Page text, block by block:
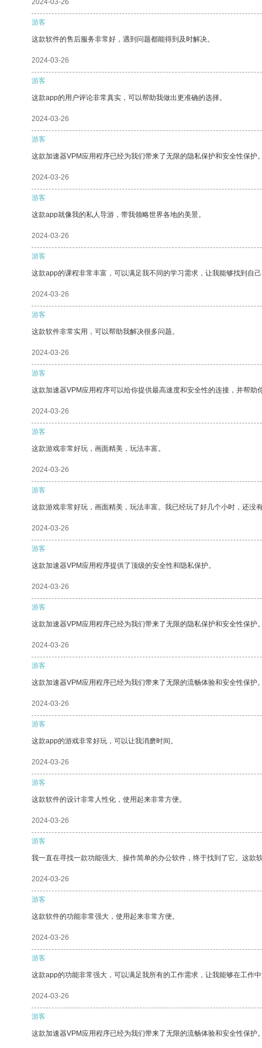
2024-03-26
游客
这款软件的售后服务非常好，遇到问题都能得到及时解决。
2024-03-26
游客
这款app的用户评论非常真实，可以帮助我做出更准确的选择。
2024-03-26
游客
这款加速器VPM应用程序已经为我们带来了无限的隐私保护和安全性保护
2024-03-26
游客
这款app就像我的私人导游，带我领略世界各地的美景。
2024-03-26
游客
这款app的课程非常丰富，可以满足我不同的学习需求，让我能够找到自
2024-03-26
游客
这款软件非常实用，可以帮助我解决很多问题。
2024-03-26
游客
这款加速器VPM应用程序可以给你提供最高速度和安全性的连接，并帮助
2024-03-26
游客
这款游戏非常好玩，画面精美，玩法丰富。
2024-03-26
游客
这款游戏非常好玩，画面精美，玩法丰富。我已经玩了好几个小时，还没
2024-03-26
游客
这款加速器VPM应用程序提供了顶级的安全性和隐私保护。
2024-03-26
游客
这款加速器VPM应用程序已经为我们带来了无限的隐私保护和安全性保护
2024-03-26
游客
这款加速器VPM应用程序已经为我们带来了无限的流畅体验和安全性保护
2024-03-26
游客
这款app的游戏非常好玩，可以让我消磨时间。
2024-03-26
游客
这款软件的设计非常人性化，使用起来非常方便。
2024-03-26
游客
我一直在寻找一款功能强大、操作简单的办公软件，终于找到了它。这
2024-03-26
游客
这款软件的功能非常强大，使用起来非常方便。
2024-03-26
游客
这款app的功能非常强大，可以满足我所有的工作需求，让我能够在工作
2024-03-26
游客
这款加速器VPM应用程序已经为我们带来了无限的流畅体验和安全性保护